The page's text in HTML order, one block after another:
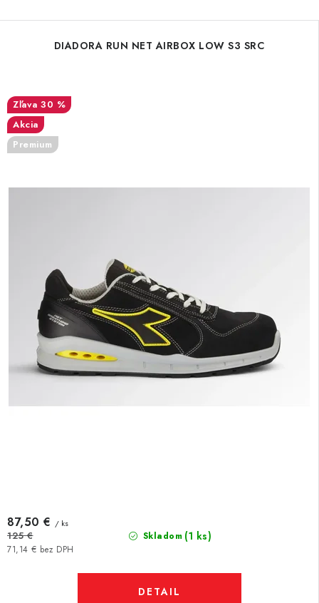
DIADORA RUN NET AIRBOX LOW S3 SRC
30 %
Akcia
Premium
Skladom (1 ks)
71,14 € bez DPH
87,50 € / ks
125 €
DETAIL